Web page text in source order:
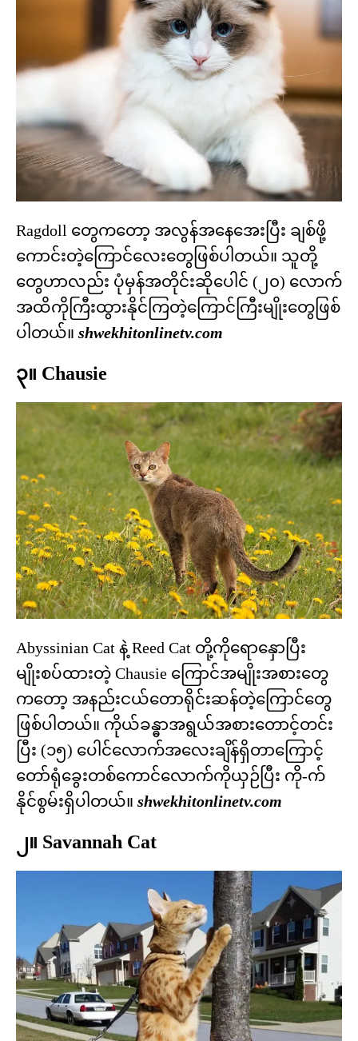
Ragdoll တွေကတော့ အလွန်အနေအေးပြီး ချစ်ဖို့
ကောင်းတဲ့ကြောင်လေးတွေဖြစ်ပါတယ်။ သူတို့
တွေဟာလည်း ပုံမှန်အတိုင်းဆိုပေါင် (၂၀) လောက်
အထိကိုကြီးထွားနိုင်ကြတဲ့ကြောင်ကြီးမျိုးတွေဖြစ်
ပါတယ်။ shwekhitonlinetv.com
၃။ Chausie
Abyssinian Cat နဲ့ Reed Cat တို့ကိုရောနှောပြီး
မျိုးစပ်ထားတဲ့ Chausie ကြောင်အမျိုးအစားတွေ
ကတော့ အနည်းငယ်တောရိုင်းဆန်တဲ့ကြောင်တွေ
ဖြစ်ပါတယ်။ ကိုယ်ခန္ဓာအရွယ်အစားတောင့်တင်း
ပြီး (၁၅) ပေါင်လောက်အလေးချိန်ရှိတာကြောင့်
တော်ရုံခွေးတစ်ကောင်လောက်ကိုယှဉ်ပြီး ကို-က်
နိုင်စွမ်းရှိပါတယ်။ shwekhitonlinetv.com
၂။ Savannah Cat